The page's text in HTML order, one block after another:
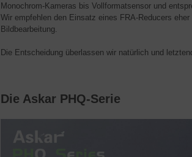
Monochrom-Kameras bis Vollformatsensor und
Wir empfehlen den Einsatz eines FRA-Reducers
Bildbearbeitung.
Die Entscheidung überlassen wir natürlich und
Die Askar PHQ-Serie